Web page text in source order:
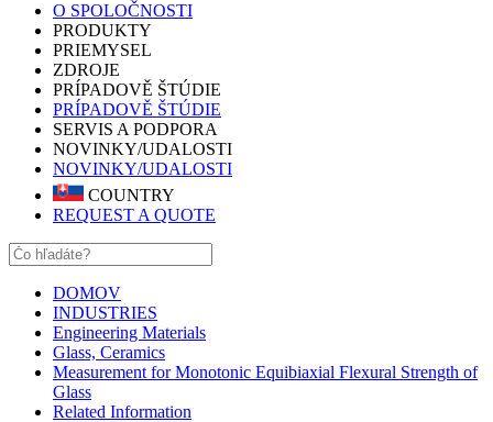
O SPOLOČNOSTI
PRODUKTY
PRIEMYSEL
ZDROJE
PRÍPADOVĚ ŠTÚDIE
PRÍPADOVĚ ŠTÚDIE
SERVIS A PODPORA
NOVINKY/UDALOSTI
NOVINKY/UDALOSTI
COUNTRY
REQUEST A QUOTE
DOMOV
INDUSTRIES
Engineering Materials
Glass, Ceramics
Measurement for Monotonic Equibiaxial Flexural Strength of
Glass
Related Information